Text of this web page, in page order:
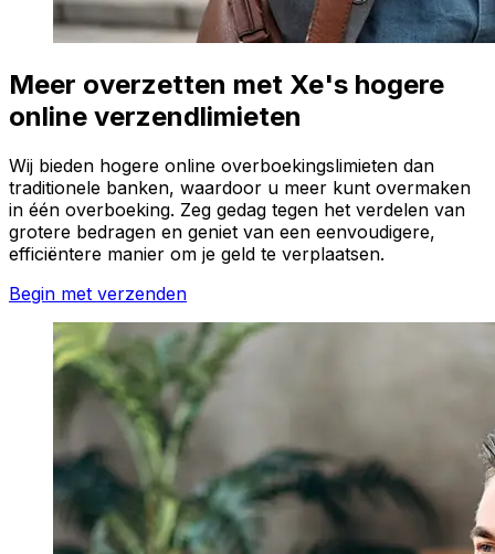
Meer overzetten met Xe's hogere
online verzendlimieten
Wij bieden hogere online overboekingslimieten dan
traditionele banken, waardoor u meer kunt overmaken
in één overboeking. Zeg gedag tegen het verdelen van
grotere bedragen en geniet van een eenvoudigere,
efficiëntere manier om je geld te verplaatsen.
Begin met verzenden